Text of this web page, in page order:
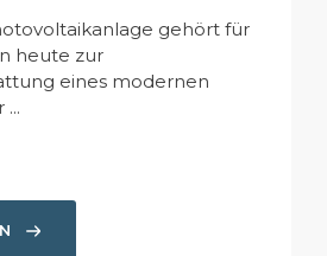
gehört für
heute zur
eines modernen